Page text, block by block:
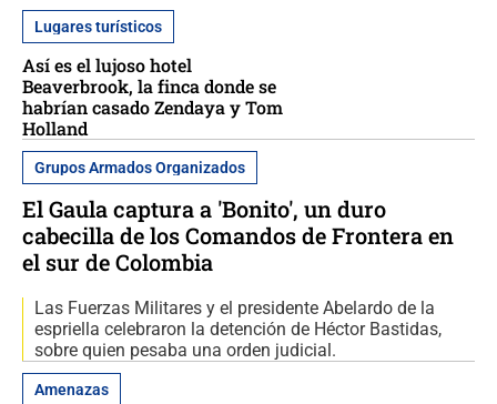
Lugares turísticos
Así es el lujoso hotel
Beaverbrook, la finca donde se
habrían casado Zendaya y Tom
Holland
Grupos Armados Organizados
El Gaula captura a 'Bonito', un duro
cabecilla de los Comandos de Frontera en
el sur de Colombia
Las Fuerzas Militares y el presidente Abelardo de la
espriella celebraron la detención de Héctor Bastidas,
sobre quien pesaba una orden judicial.
Amenazas